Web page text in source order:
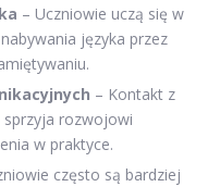
– Uczniowie uczą się w
języka przez
– Kontakt z
rozwojowi
w praktyce.
często są bardziej